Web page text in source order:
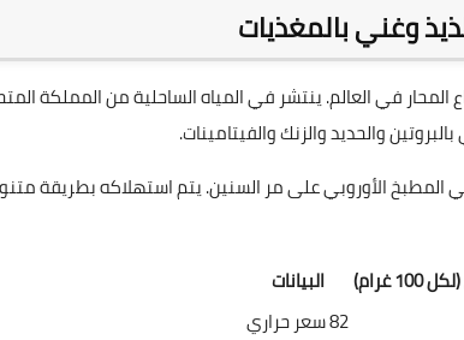
وغني بالمغذيات
المحار في العالم. ينتشر في المياه الساحلية من المملكة
والحديد والزنك والفيتامينات.
المطبخ الأوروبي على مر السنين. يتم استهلاكه بطريقة
غرام)
البيانات
82 سعر حراري